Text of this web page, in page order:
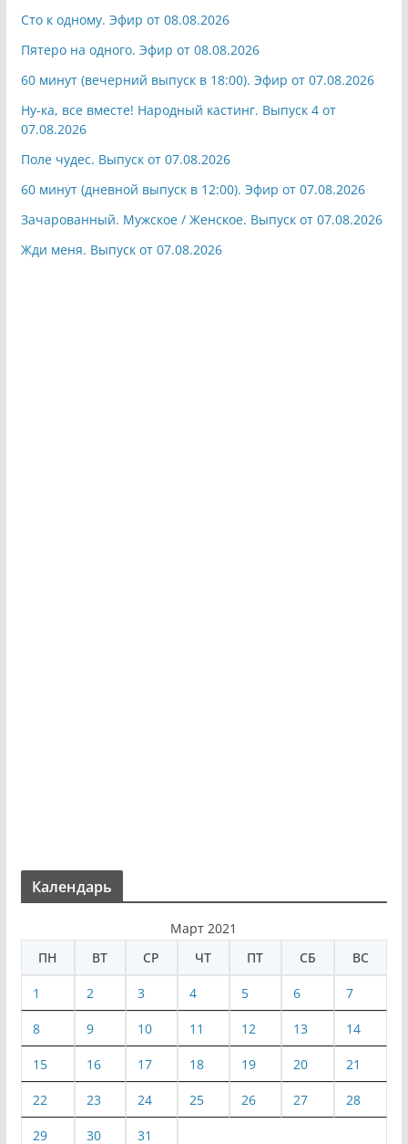
Сто к одному. Эфир от 08.08.2026
Пятеро на одного. Эфир от 08.08.2026
60 минут (вечерний выпуск в 18:00). Эфир от 07.08.2026
Ну-ка, все вместе! Народный кастинг. Выпуск 4 от
07.08.2026
Поле чудес. Выпуск от 07.08.2026
60 минут (дневной выпуск в 12:00). Эфир от 07.08.2026
Зачарованный. Мужское / Женское. Выпуск от 07.08.2026
Жди меня. Выпуск от 07.08.2026
Календарь
Март 2021
ПН
ВТ СР ЧТ ПТ СБ ВС
1 2 3 4 5 6 7
8 9 10 11 12 13 14
15 16 17 18 19 20 21
22 23 24 25 26 27 28
29 30 31